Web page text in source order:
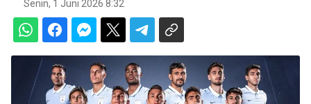
Senin, 1 Juni 2026 8:32